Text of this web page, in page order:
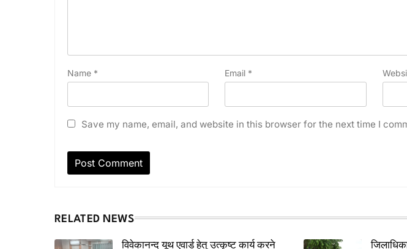
Name * Email *
Save my name, email, and website in this browser for the next time I
RELATED NEWS
विवेकानन्द यूथ एवार्ड हेतु उत्कृष्ट कार्य करने